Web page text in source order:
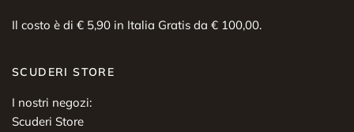
Il costo è di € 5,90 in Italia Gratis da € 100,00.
SCUDERI STORE
I nostri negozi:
Scuderi Store